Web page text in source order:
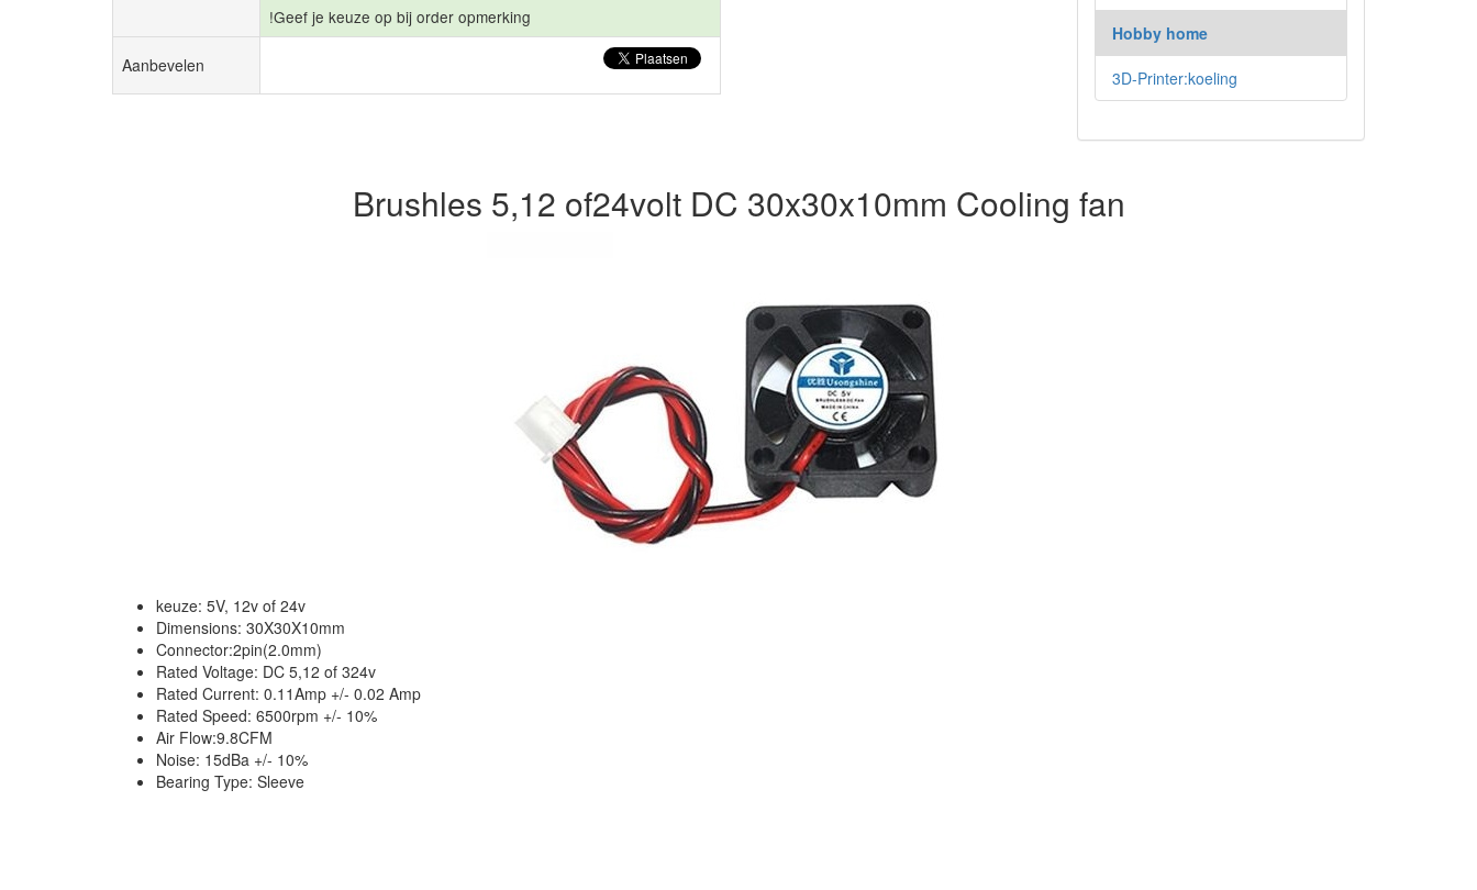
!Geef je keuze op bij order opmerking
Aanbevelen
Hobby home
3D-Printer:koeling
Brushles 5,12 of24volt DC 30x30x10mm Cooling fan
keuze: 5V, 12v of 24v
Dimensions: 30X30X10mm
Connector:2pin(2.0mm)
Rated Voltage: DC 5,12 of 324v
Rated Current: 0.11Amp +/- 0.02 Amp
Rated Speed: 6500rpm +/- 10%
Air Flow:9.8CFM
Noise: 15dBa +/- 10%
Bearing Type: Sleeve